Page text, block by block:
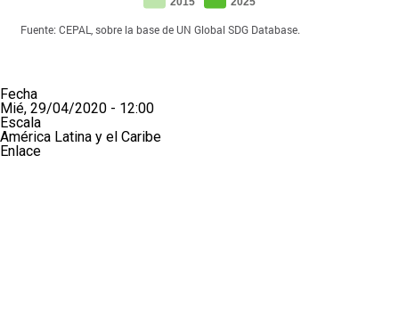
Fecha
Mié, 29/04/2020 - 12:00
Escala
América Latina y el Caribe
Enlace